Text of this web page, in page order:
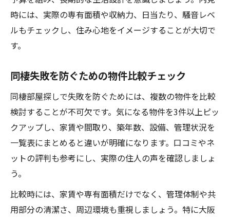
時には、実際の専有面積や収納力、日当たり、騒音レベ
ルもチェックし、住み心地をイメージすることが大切で
す。
同棲失敗を防ぐための物件比較チェック
同棲部屋探しで失敗を防ぐためには、複数の物件を比較
検討することが不可欠です。気になる物件を3件以上ピッ
クアップし、家賃や間取り、築年数、設備、管理状況を
一覧表にまとめると違いが明確になります。口コミやネ
ットの評判も参考にし、実際の住人の声を確認しましょ
う。
比較時には、家賃や専有面積だけでなく、管理体制や共
用部分の清潔さ、周辺環境も重視しましょう。特に大阪